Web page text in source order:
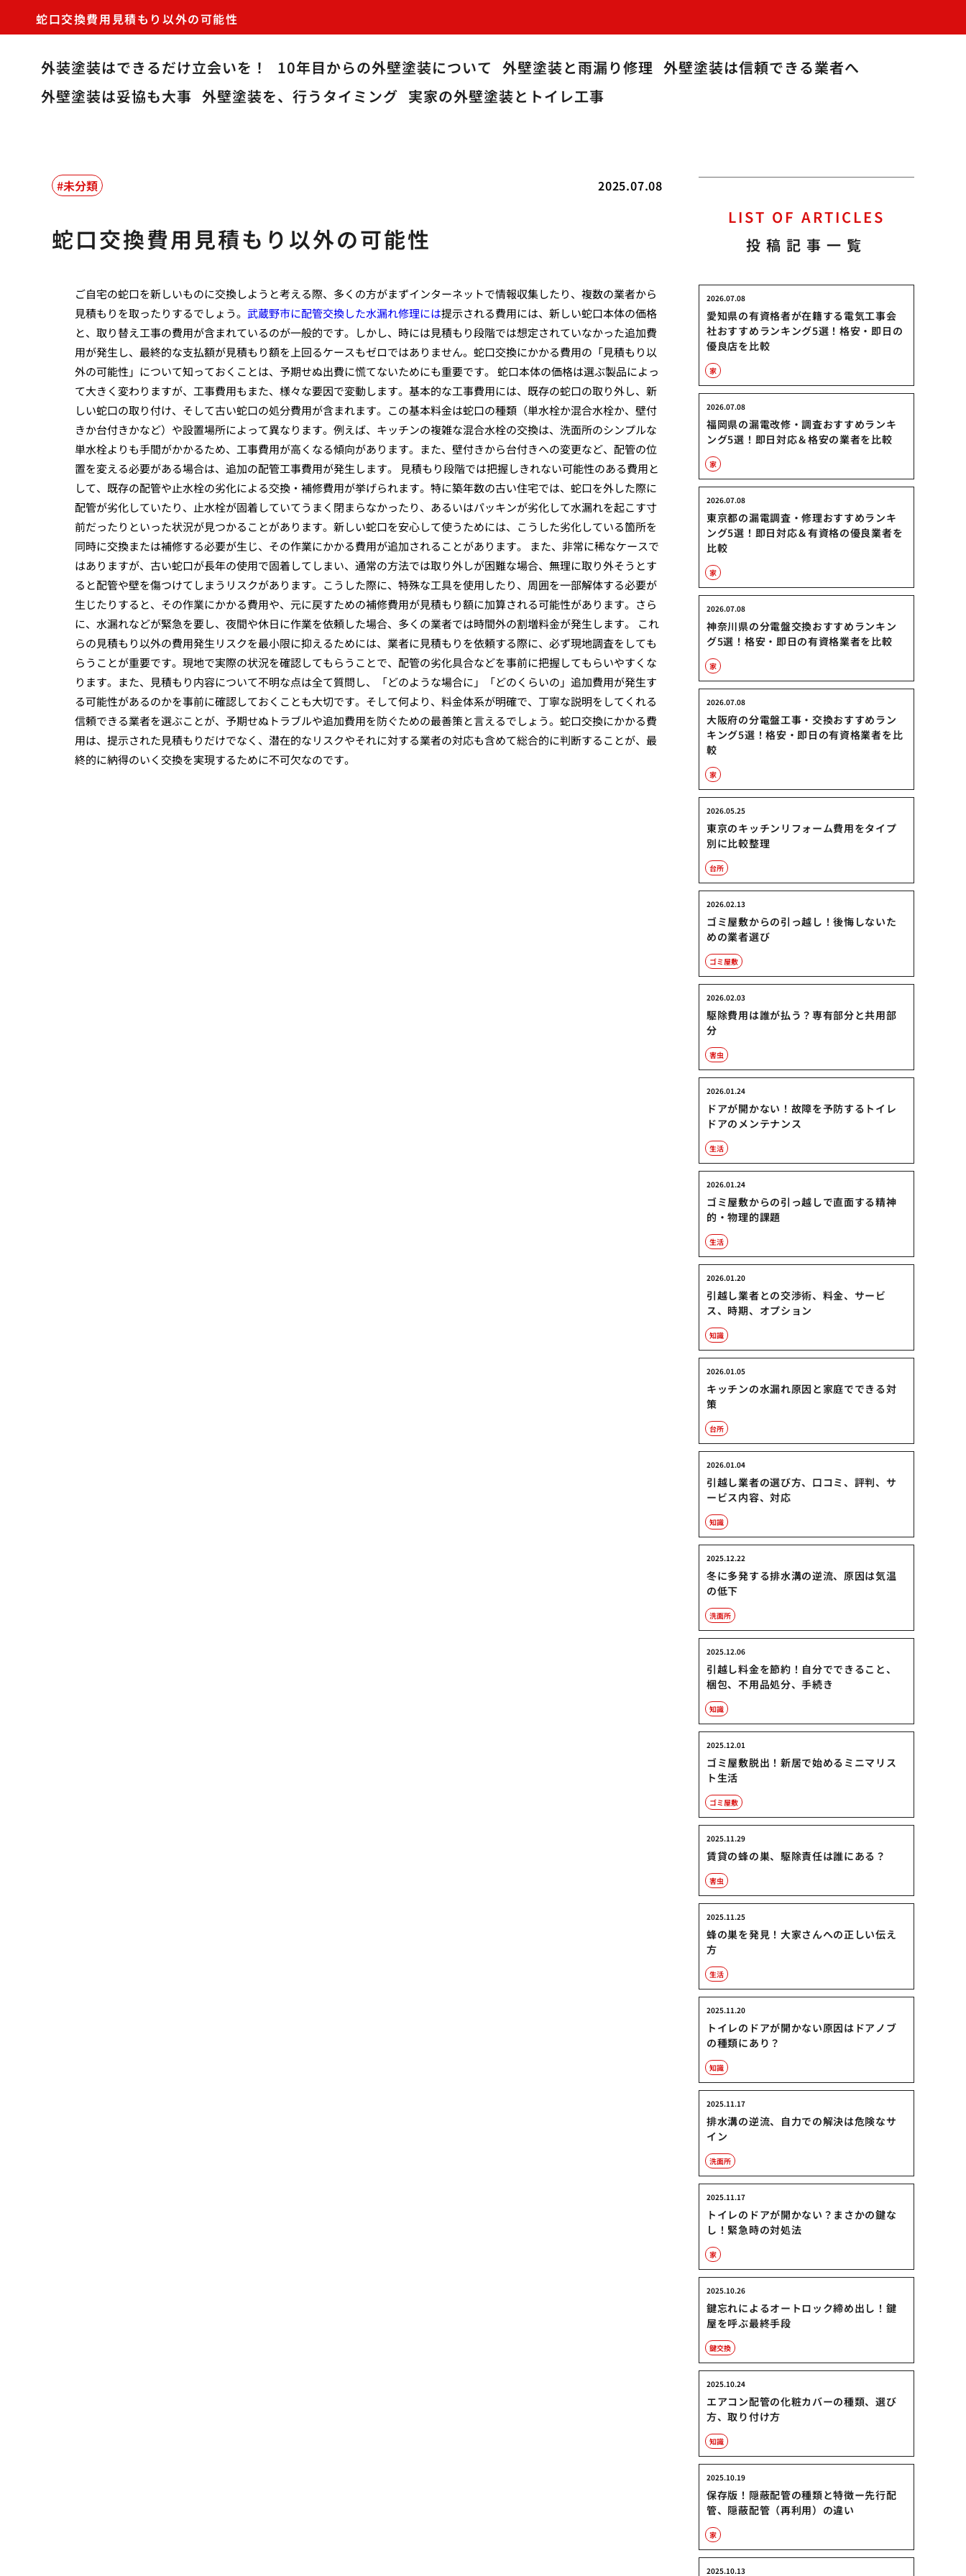
蛇口交換費用見積もり以外の可能性
外装塗装はできるだけ立会いを！ 10年目からの外壁塗装について 外壁塗装と雨漏り修理 外壁塗装は信頼できる業者へ
外壁塗装は妥協も大事 外壁塗装を、行うタイミング 実家の外壁塗装とトイレ工事
2025.07.08
未分類
蛇口交換費用見積もり以外の可能性
ご自宅の蛇口を新しいものに交換しようと考える際、多くの方がまずインターネットで情報収集したり、複数の業者から
見積もりを取ったりするでしょう。 武蔵野市に配管交換した水漏れ修理には提示される費用には、新しい蛇口本体の価格
と、取り替え工事の費用が含まれているのが一般的です。しかし、時には見積もり段階では想定されていなかった追加費
用が発生し、最終的な支払額が見積もり額を上回るケースもゼロではありません。蛇口交換にかかる費用の「見積もり以
外の可能性」について知っておくことは、予期せぬ出費に慌てないためにも重要です。 蛇口本体の価格は選ぶ製品によっ
て大きく変わりますが、工事費用もまた、様々な要因で変動します。基本的な工事費用には、既存の蛇口の取り外し、新
しい蛇口の取り付け、そして古い蛇口の処分費用が含まれます。この基本料金は蛇口の種類（単水栓か混合水栓か、壁付
きか台付きかなど）や設置場所によって異なります。例えば、キッチンの複雑な混合水栓の交換は、洗面所のシンプルな
単水栓よりも手間がかかるため、工事費用が高くなる傾向があります。また、壁付きから台付きへの変更など、配管の位
置を変える必要がある場合は、追加の配管工事費用が発生します。 見積もり段階では把握しきれない可能性のある費用と
して、既存の配管や止水栓の劣化による交換・補修費用が挙げられます。特に築年数の古い住宅では、蛇口を外した際に
配管が劣化していたり、止水栓が固着していてうまく閉まらなかったり、あるいはパッキンが劣化して水漏れを起こす寸
前だったりといった状況が見つかることがあります。新しい蛇口を安心して使うためには、こうした劣化している箇所を
同時に交換または補修する必要が生じ、その作業にかかる費用が追加されることがあります。 また、非常に稀なケースで
はありますが、古い蛇口が長年の使用で固着してしまい、通常の方法では取り外しが困難な場合、無理に取り外そうとす
ると配管や壁を傷つけてしまうリスクがあります。こうした際に、特殊な工具を使用したり、周囲を一部解体する必要が
生じたりすると、その作業にかかる費用や、元に戻すための補修費用が見積もり額に加算される可能性があります。さら
に、水漏れなどが緊急を要し、夜間や休日に作業を依頼した場合、多くの業者では時間外の割増料金が発生します。 これ
らの見積もり以外の費用発生リスクを最小限に抑えるためには、業者に見積もりを依頼する際に、必ず現地調査をしても
らうことが重要です。現地で実際の状況を確認してもらうことで、配管の劣化具合などを事前に把握してもらいやすくな
ります。また、見積もり内容について不明な点は全て質問し、「どのような場合に」「どのくらいの」追加費用が発生す
る可能性があるのかを事前に確認しておくことも大切です。そして何より、料金体系が明確で、丁寧な説明をしてくれる
信頼できる業者を選ぶことが、予期せぬトラブルや追加費用を防ぐための最善策と言えるでしょう。蛇口交換にかかる費
用は、提示された見積もりだけでなく、潜在的なリスクやそれに対する業者の対応も含めて総合的に判断することが、最
終的に納得のいく交換を実現するために不可欠なのです。
LIST OF ARTICLES
投稿記事一覧
愛知県の有資格者が在籍する電気工事会
社おすすめランキング5選！格安・即日の
優良店を比較
2026.07.08
家
福岡県の漏電改修・調査おすすめランキ
ング5選！即日対応＆格安の業者を比較
2026.07.08
家
東京都の漏電調査・修理おすすめランキ
ング5選！即日対応＆有資格の優良業者を
比較
2026.07.08
家
神奈川県の分電盤交換おすすめランキン
グ5選！格安・即日の有資格業者を比較
2026.07.08
家
大阪府の分電盤工事・交換おすすめラン
キング5選！格安・即日の有資格業者を比
較
2026.07.08
家
東京のキッチンリフォーム費用をタイプ
別に比較整理
2026.05.25
台所
ゴミ屋敷からの引っ越し！後悔しないた
めの業者選び
2026.02.13
ゴミ屋敷
駆除費用は誰が払う？専有部分と共用部
分
2026.02.03
害虫
ドアが開かない！故障を予防するトイレ
ドアのメンテナンス
2026.01.24
生活
ゴミ屋敷からの引っ越しで直面する精神
的・物理的課題
2026.01.24
生活
引越し業者との交渉術、料金、サービ
ス、時期、オプション
2026.01.20
知識
キッチンの水漏れ原因と家庭でできる対
策
2026.01.05
台所
引越し業者の選び方、口コミ、評判、サ
ービス内容、対応
2026.01.04
知識
冬に多発する排水溝の逆流、原因は気温
の低下
2025.12.22
洗面所
引越し料金を節約！自分でできること、
梱包、不用品処分、手続き
2025.12.06
知識
ゴミ屋敷脱出！新居で始めるミニマリス
ト生活
2025.12.01
ゴミ屋敷
賃貸の蜂の巣、駆除責任は誰にある？
2025.11.29
害虫
蜂の巣を発見！大家さんへの正しい伝え
方
2025.11.25
生活
トイレのドアが開かない原因はドアノブ
の種類にあり？
2025.11.20
知識
排水溝の逆流、自力での解決は危険なサ
イン
2025.11.17
洗面所
トイレのドアが開かない？まさかの鍵な
し！緊急時の対処法
2025.11.17
家
鍵忘れによるオートロック締め出し！鍵
屋を呼ぶ最終手段
2025.10.26
鍵交換
エアコン配管の化粧カバーの種類、選び
方、取り付け方
2025.10.24
知識
保存版！隠蔽配管の種類と特徴ー先行配
管、隠蔽配管（再利用）の違い
2025.10.19
家
2025.10.13